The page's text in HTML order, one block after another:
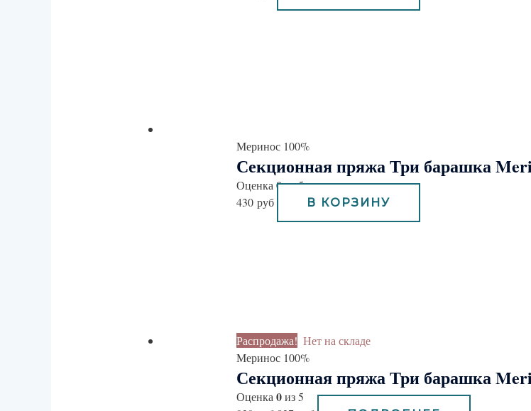
Меринос 100%
Секционная пряжа Три барашка
Оценка0из 5
430руб В КОРЗИНУ
Распродажа! Нет на складе
Меринос 100%
Секционная пряжа Три барашка
Оценка0из 5